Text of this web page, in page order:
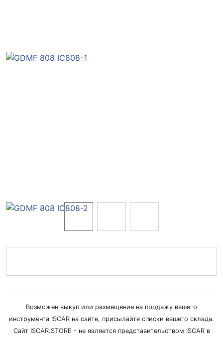
Возможен выкуп или размещение на продажу вашего
инструмента ISCAR на сайте, присылайте списки вашего склада.
Сайт ISCAR.STORE - не является представительством ISCAR в